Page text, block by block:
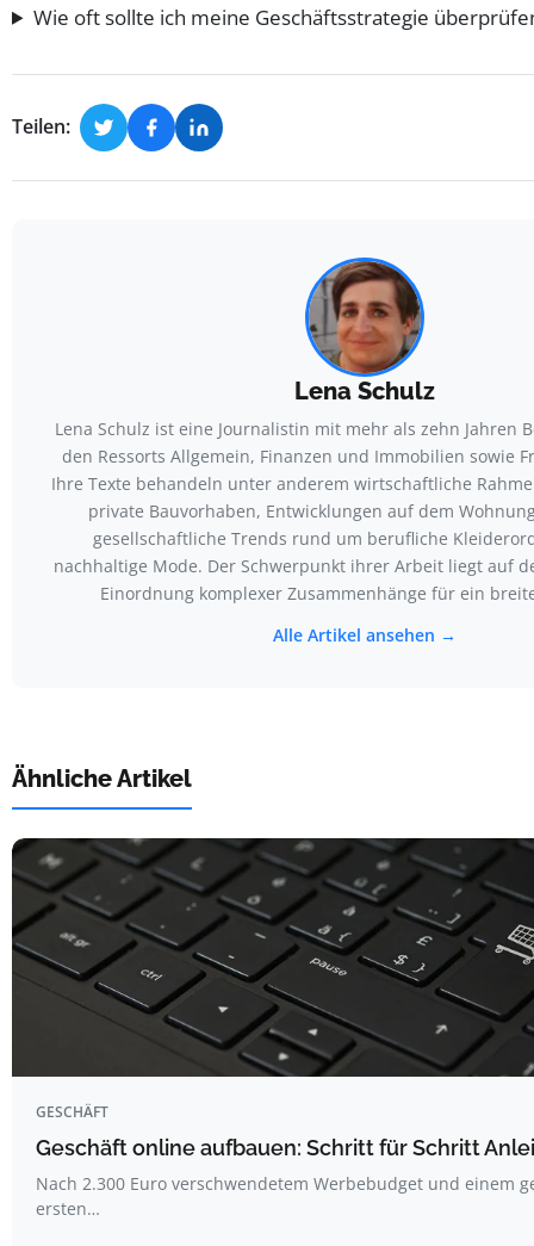
Wie oft sollte ich meine Geschäftsstrategie
Teilen:
Lena Schulz
Lena Schulz ist eine Journalistin mit mehr als zehn Jahren
den Ressorts Allgemein, Finanzen und Immobilien sowie
Ihre Texte behandeln unter anderem wirtschaftliche
private Bauvorhaben, Entwicklungen auf dem
gesellschaftliche Trends rund um berufliche
nachhaltige Mode. Der Schwerpunkt ihrer Arbeit liegt auf
Einordnung komplexer Zusammenhänge für ein
Alle Artikel ansehen →
Ähnliche Artikel
GESCHÄFT
Geschäft online aufbauen: Schritt für Schritt
Nach 2.300 Euro verschwendetem Werbebudget und einem
ersten…